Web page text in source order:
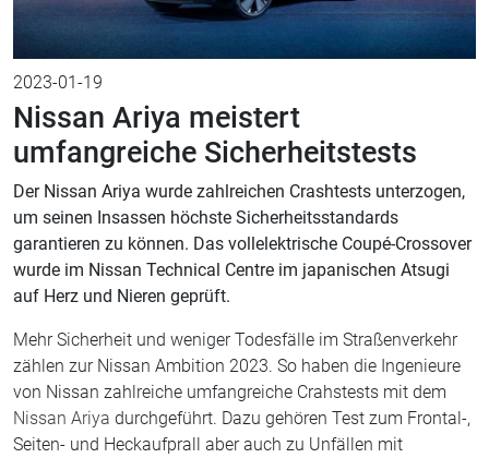
2023-01-19
Nissan Ariya meistert
umfangreiche Sicherheitstests
Der Nissan Ariya wurde zahlreichen Crashtests unterzogen,
um seinen Insassen höchste Sicherheitsstandards
garantieren zu können. Das vollelektrische Coupé-Crossover
wurde im Nissan Technical Centre im japanischen Atsugi
auf Herz und Nieren geprüft.
Mehr Sicherheit und weniger Todesfälle im Straßenverkehr
zählen zur Nissan Ambition 2023. So haben die Ingenieure
von Nissan zahlreiche umfangreiche Crahstests mit dem
Nissan Ariya durchgeführt. Dazu gehören Test zum Frontal-,
Seiten- und Heckaufprall aber auch zu Unfällen mit